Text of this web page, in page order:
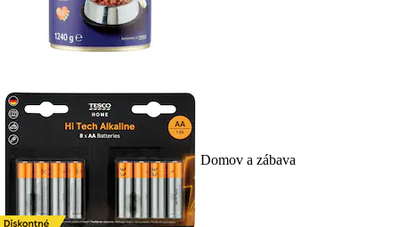
Domov a zábava